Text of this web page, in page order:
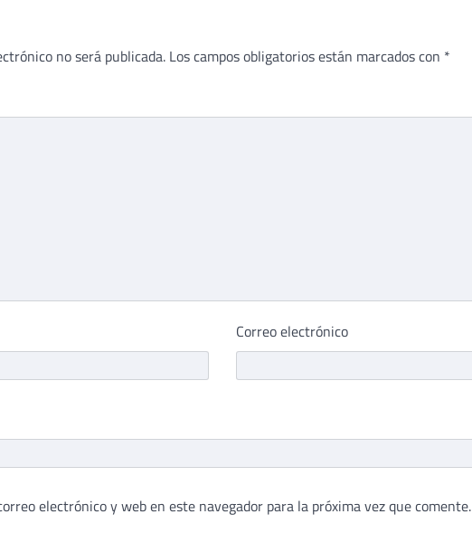
no será publicada. Los campos obligatorios están marcados con *
Correo electrónico
electrónico y web en este navegador para la próxima vez que comente.